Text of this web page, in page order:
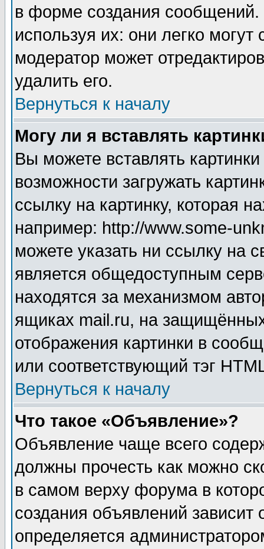
в форме создания сообщений.
используя их: они легко
модератор может
удалить его.
Вернуться к началу
Могу ли я вставлять
Вы можете вставлять
возможности загружать
ссылку на картинку, которая
например: http://www.some-
можете указать ни ссылку на
является общедоступным
находятся за механизмом
ящиках mail.ru, на
отображения картинки в
или соответствующий тэг
Вернуться к началу
Что такое «Объявление»?
Объявление чаще всего
должны прочесть как можно
в самом верху форума в
создания объявлений зависит
определяется